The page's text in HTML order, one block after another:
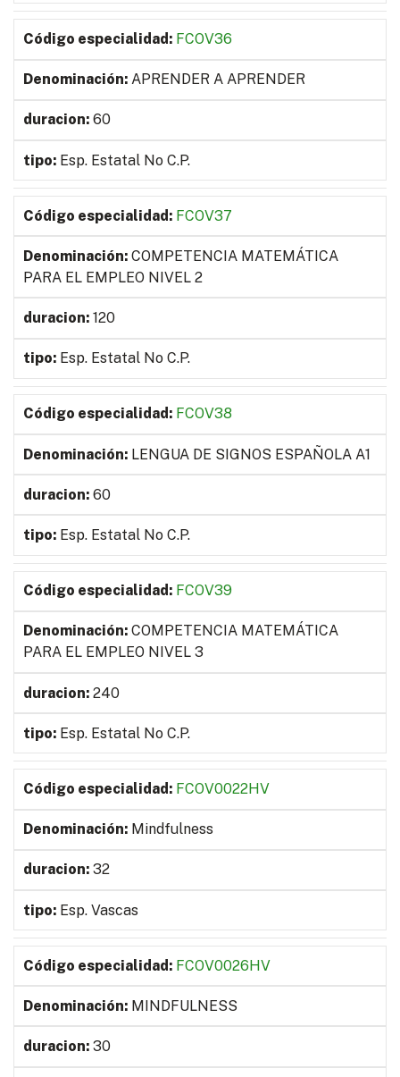
FCOV36
APRENDER A APRENDER
60
Esp. Estatal No C.P.
FCOV37
COMPETENCIA MATEMÁTICA
PARA EL EMPLEO NIVEL 2
120
Esp. Estatal No C.P.
FCOV38
LENGUA DE SIGNOS ESPAÑOLA A1
60
Esp. Estatal No C.P.
FCOV39
COMPETENCIA MATEMÁTICA
PARA EL EMPLEO NIVEL 3
240
Esp. Estatal No C.P.
FCOV0022HV
Mindfulness
32
Esp. Vascas
FCOV0026HV
MINDFULNESS
30